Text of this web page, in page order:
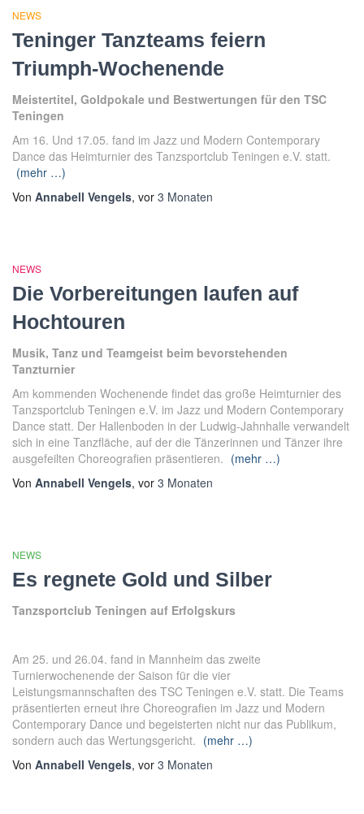
NEWS
Teninger Tanzteams feiern
Triumph-Wochenende
Meistertitel, Goldpokale und Bestwertungen für den TSC
Teningen
Am 16. Und 17.05. fand im Jazz und Modern Contemporary
Dance das Heimturnier des Tanzsportclub Teningen e.V. statt.
(mehr …)
Von Annabell Vengels, vor 3 Monaten
NEWS
Die Vorbereitungen laufen auf
Hochtouren
Musik, Tanz und Teamgeist beim bevorstehenden
Tanzturnier
Am kommenden Wochenende findet das große Heimturnier des
Tanzsportclub Teningen e.V. im Jazz und Modern Contemporary
Dance statt. Der Hallenboden in der Ludwig-Jahnhalle verwandelt
sich in eine Tanzfläche, auf der die Tänzerinnen und Tänzer ihre
ausgefeilten Choreografien präsentieren. (mehr …)
Von Annabell Vengels, vor 3 Monaten
NEWS
Es regnete Gold und Silber
Tanzsportclub Teningen auf Erfolgskurs
Am 25. und 26.04. fand in Mannheim das zweite
Turnierwochenende der Saison für die vier
Leistungsmannschaften des TSC Teningen e.V. statt. Die Teams
präsentierten erneut ihre Choreografien im Jazz und Modern
Contemporary Dance und begeisterten nicht nur das Publikum,
sondern auch das Wertungsgericht. (mehr …)
Von Annabell Vengels, vor 3 Monaten